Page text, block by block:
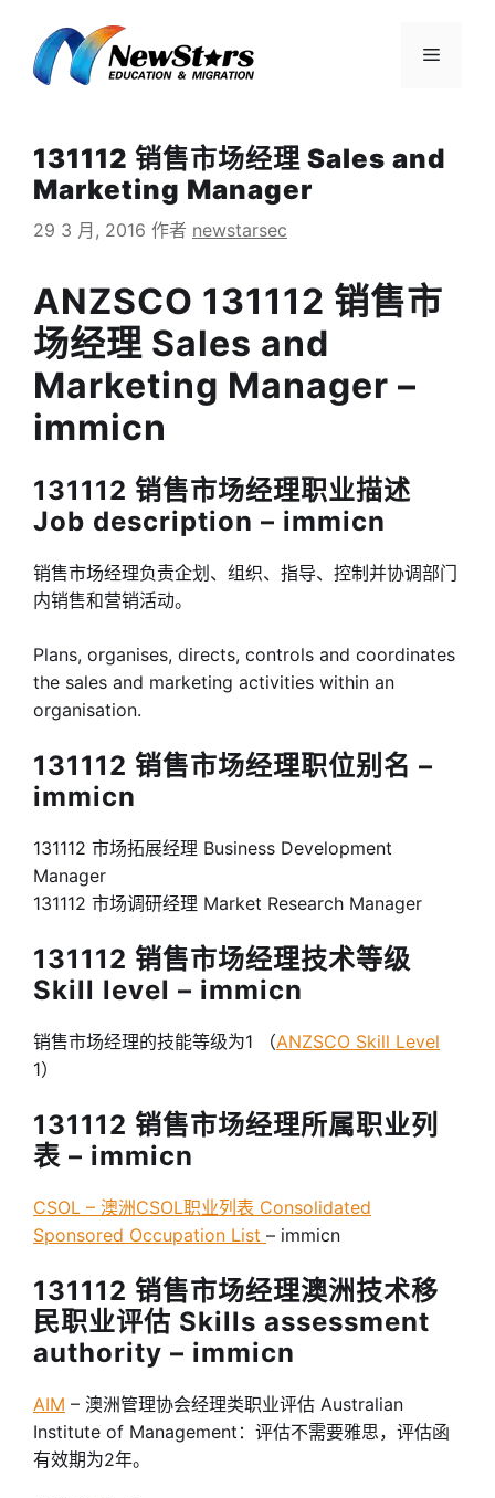
菜
131112 销售市场经理 Sales and
Marketing Manager
29 3 月, 2016 作者 newstarsec
ANZSCO 131112 销售市
场经理 Sales and
Marketing Manager –
immicn
131112 销售市场经理职业描述
Job description – immicn
销售市场经理负责企划、组织、指导、控制并协调部门
内销售和营销活动。
Plans, organises, directs, controls and coordinates
the sales and marketing activities within an
organisation.
131112 销售市场经理职位别名 –
immicn
131112 市场拓展经理 Business Development
Manager
131112 市场调研经理 Market Research Manager
131112 销售市场经理技术等级
Skill level – immicn
销售市场经理的技能等级为1 （ANZSCO Skill Level
1）
131112 销售市场经理所属职业列
表 – immicn
CSOL – 澳洲CSOL职业列表 Consolidated
Sponsored Occupation List – immicn
131112 销售市场经理澳洲技术移
民职业评估 Skills assessment
authority – immicn
AIM – 澳洲管理协会经理类职业评估 Australian
Institute of Management：评估不需要雅思，评估函
有效期为2年。